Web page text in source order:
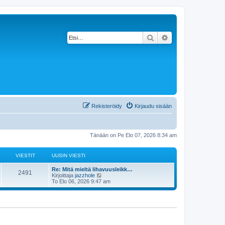
Etsi
Kirjaudu sisään
Rekisteröidy
Tänään on Pe Elo 07, 2026 8:34 am
VIESTIT UUSIN VIESTI
2491
Re: Mitä mieltä lihavuusleikk…
Kirjoittaja jazzhole
ä
y
To Elo 06, 2026 9:47 am